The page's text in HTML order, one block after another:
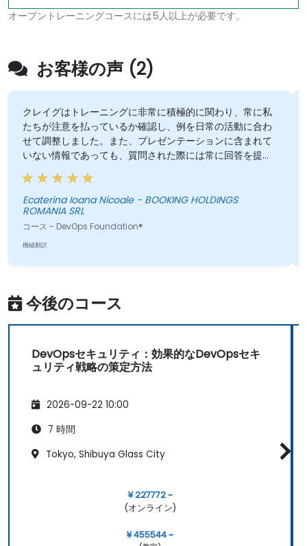
オープントレーニングコースには5人以上が必要です。
お客様の声 (2)
クレイグはトレーニングに非常に積極的に関わり、常に私
たちが注意を払っているか確認し、例を日常の活動に合わ
せて調整しました。また、プレゼンテーションに含まれて
いない情報であっても、質問された際には常に回答を提供
してくれました。
Ecaterina Ioana Nicoale - BOOKING HOLDINGS
ROMANIA SRL
コース - DevOps Foundation®
機械翻訳
今後のコース
DevOpsセキュリティ：効果的なDevOpsセキ
ュリティ戦略の策定方法
2026-09-22 10:00
7 時間
Tokyo, Shibuya Glass City
¥ 227772 ~
(オンライン)
¥ 455544 ~